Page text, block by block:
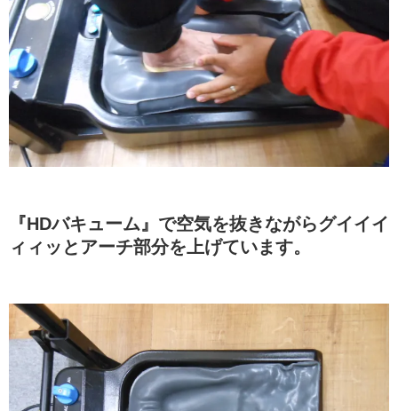
『HDバキューム』で空気を抜きながらグイイイ
ィィッとアーチ部分を上げています。